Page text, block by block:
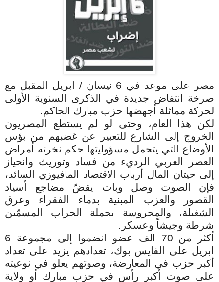
مصر على موعد في 6 نيسان / ابريل المقبل مع
صرخة انتفاض جديدة في الذكرى السنوية الأولى
لحركة مماثلة أجهضها حزب مبارك الحاكم.
لكن هذا العام، وحتى لو لم يستطع المصريون
الخروج إلى الشارع للتعبير عن غضبهم من بؤس
الأوضاع التي يتحمل مسؤوليتها حكم نخرته أمراض
العصر العربي الرديء من فساد وتوريث وانحياز
إلى حيتان المال أرباب الاقتصاد المافيوزي السائد،
فإن الصوت وصل وبات يقضّ مضاجع أسياد
القصور والعزب المبنية بدماء الفقراء وعرق
الشغيلة، والمحروسة بحملة الحراب المسمّين
شرطة وجيشاً وعسكر.
أكثر من 70 الف عضو انضموا إلى مجموعة 6
ابريل على الفايس بوك، تعدادهم يزيد على تعداد
أكبر حزب في المعارضة، وصوتهم يعلو في نوعيته
على صوت أكبر رأس في حزب مبارك أو ولاية